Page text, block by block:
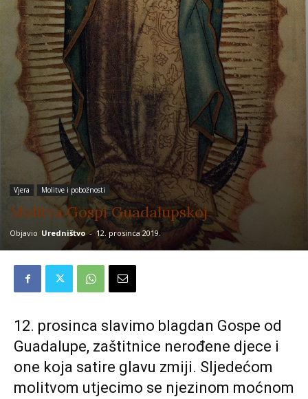
Vjera Molitve i pobožnosti
Molitva Gospi Guadalupskoj
Objavio Uredništvo - 12. prosinca 2019.
12. prosinca slavimo blagdan Gospe od
Guadalupe, zaštitnice nerođene djece i
one koja satire glavu zmiji. Sljedećom
molitvom utjecimo se njezinom moćnom